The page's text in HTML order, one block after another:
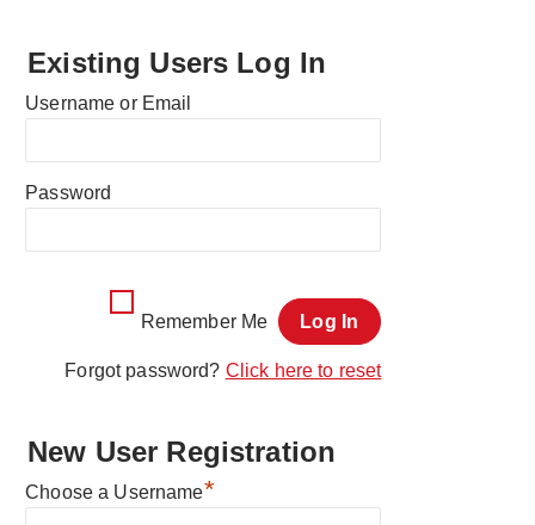
Existing Users Log In
Username or Email
Password
Remember Me
Forgot password? Click here to reset
New User Registration
Choose a Username*